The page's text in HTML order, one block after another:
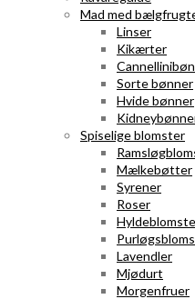
Mad med
Linser
Kikærter
Sorte bønner
Hvide bønner
Spiselige blomster
Mælkebøtter
Syrener
Roser
Lavendler
Mjødurt
Morgenfruer